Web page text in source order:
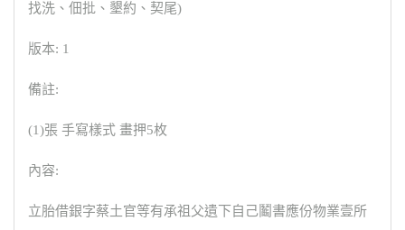
找洗、佃批、墾約、契尾)
版本: 1
備註:
(1)張 手寫樣式 畫押5枚
內容:
立胎借銀字蔡土官等有承祖父遺下自己鬮書應份物業壹所